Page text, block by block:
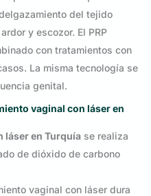
del tejido
y escozor. El PRP
con tratamientos con
La misma tecnología se
genital.
vaginal con láser en
láser en Turquía se realiza
de dióxido de carbono
vaginal con láser dura